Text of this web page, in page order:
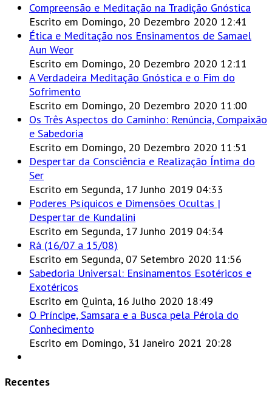
Compreensão e Meditação na Tradição Gnóstica
Escrito em Domingo, 20 Dezembro 2020 12:41
Ética e Meditação nos Ensinamentos de Samael
Aun Weor
Escrito em Domingo, 20 Dezembro 2020 12:11
A Verdadeira Meditação Gnóstica e o Fim do
Sofrimento
Escrito em Domingo, 20 Dezembro 2020 11:00
Os Três Aspectos do Caminho: Renúncia, Compaixão
e Sabedoria
Escrito em Domingo, 20 Dezembro 2020 11:51
Despertar da Consciência e Realização Íntima do
Ser
Escrito em Segunda, 17 Junho 2019 04:33
Poderes Psíquicos e Dimensões Ocultas |
Despertar de Kundalini
Escrito em Segunda, 17 Junho 2019 04:34
Rá (16/07 a 15/08)
Escrito em Segunda, 07 Setembro 2020 11:56
Sabedoria Universal: Ensinamentos Esotéricos e
Exotéricos
Escrito em Quinta, 16 Julho 2020 18:49
O Príncipe, Samsara e a Busca pela Pérola do
Conhecimento
Escrito em Domingo, 31 Janeiro 2021 20:28
Recentes